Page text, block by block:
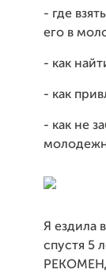
- где
его в
- как
- как
- как не
Я ездила
спустя